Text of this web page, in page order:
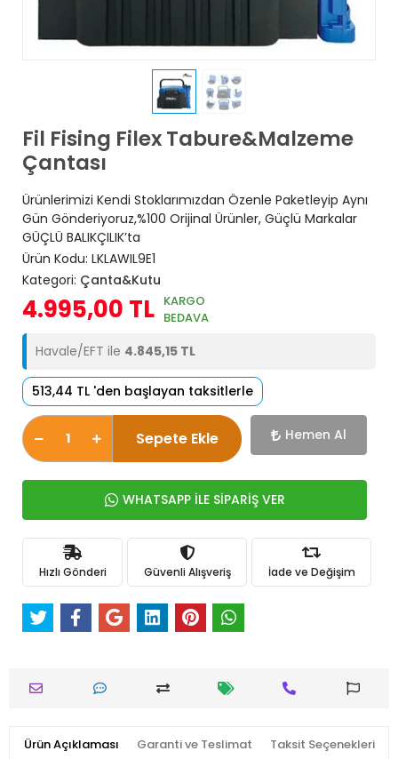
Fil Fising Filex Tabure&Malzeme
Çantası
Ürünlerimizi Kendi Stoklarımızdan Özenle Paketleyip Aynı
Gün Gönderiyoruz,%100 Orijinal Ürünler, Güçlü Markalar
GÜÇLÜ BALIKÇILIK’ta
Ürün Kodu: LKLAWIL9E1
Kategori: Çanta&Kutu
4.995,00 TL KARGO
BEDAVA
Havale/EFT ile 4.845,15 TL
513,44 TL 'den başlayan taksitlerle
Sepete Ekle Hemen Al
WHATSAPP İLE SİPARİŞ VER
Hızlı Gönderi Güvenli Alışveriş İade ve Değişim
Ürün Açıklaması Garanti ve Teslimat Taksit Seçenekleri